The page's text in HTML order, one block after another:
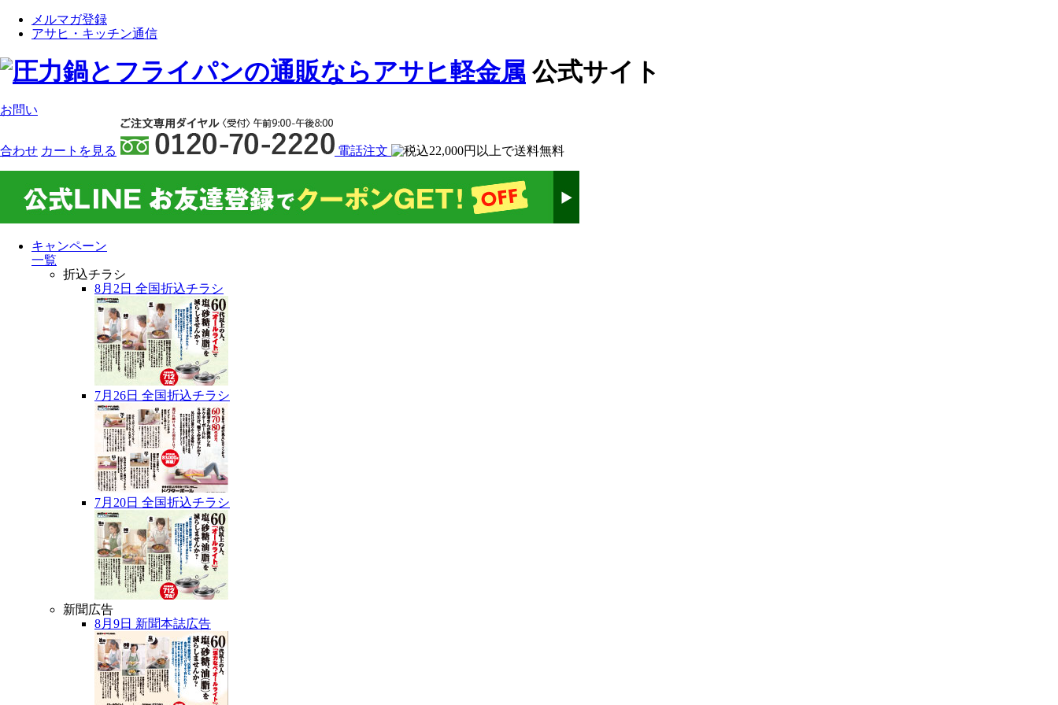
メルマガ登録
アサヒ・キッチン通信
公式サイト
お問い
合わせ カート を見る 電話注文
キャンペーン
一覧
折込チラシ
8月2日 全国折込チラシ
7月26日 全国折込チラシ
7月20日 全国折込チラシ
新聞広告
8月9日 新聞本誌広告